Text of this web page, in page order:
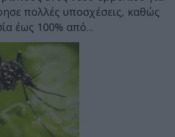
πολλές υποσχέσεις, καθώς
έως 100% από...